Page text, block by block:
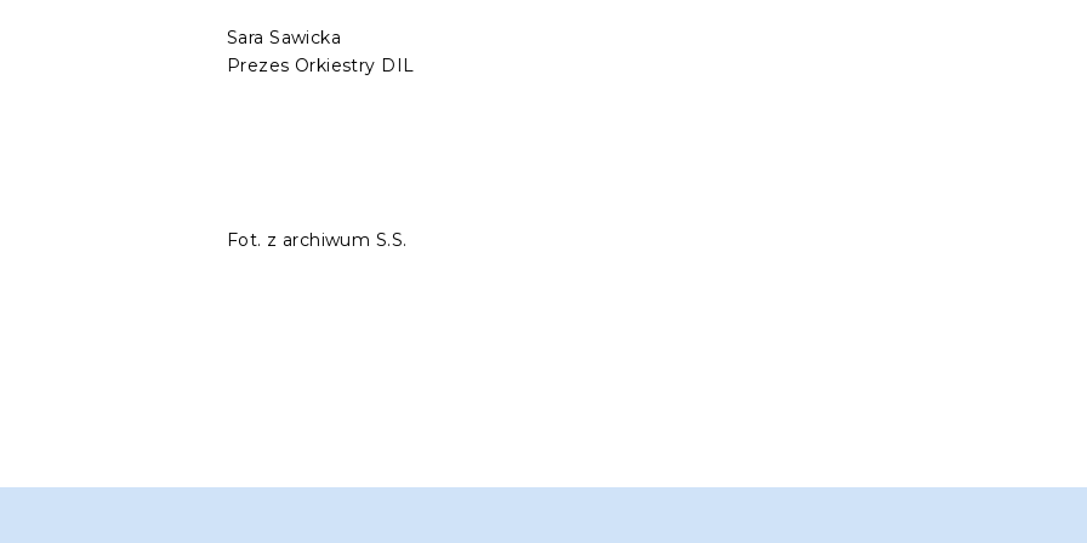
Sara Sawicka
Prezes Orkiestry DIL
Fot. z archiwum S.S.